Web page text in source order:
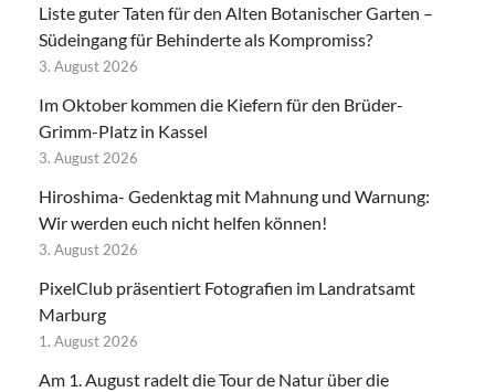
Liste guter Taten für den Alten Botanischer Garten –
Südeingang für Behinderte als Kompromiss?
3. August 2026
Im Oktober kommen die Kiefern für den Brüder-
Grimm-Platz in Kassel
3. August 2026
Hiroshima- Gedenktag mit Mahnung und Warnung:
Wir werden euch nicht helfen können!
3. August 2026
PixelClub präsentiert Fotografien im Landratsamt
Marburg
1. August 2026
Am 1. August radelt die Tour de Natur über die